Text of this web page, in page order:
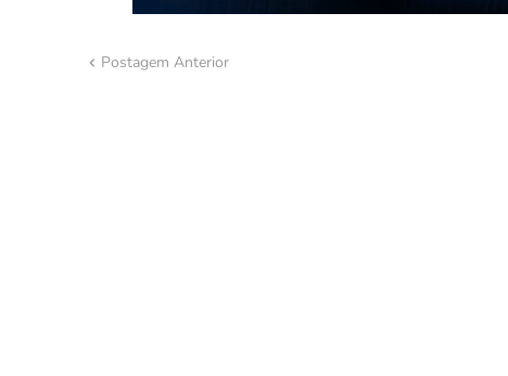
Postagem Anterior